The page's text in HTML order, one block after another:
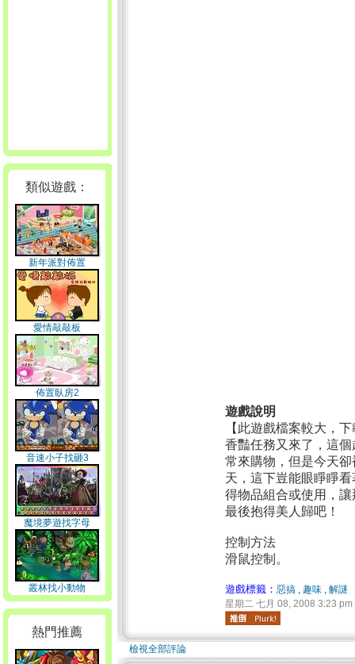
類似遊戲：
新年派對佈置
愛情敲敲板
佈置臥房2
音速小子找砸3
魔境夢遊找字母
叢林找小動物
熱門推薦
遊戲說明
【此遊戲檔案較大，
香豔任務又來了，這
常來購物，但是今天
天，這下豈能眼睜睜
得物品組合或使用，
最後抱得美人歸吧！
控制方法
滑鼠控制。
遊戲標籤： 惡搞 , 趣味 , 解謎
星期二 七月 08, 2008 3:23 pm
檢視全部評論